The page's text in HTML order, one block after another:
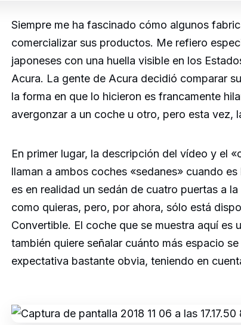
Siempre me ha fascinado cómo algunos
comercializar sus productos. Me refiero
japoneses con una huella visible en los
Acura. La gente de Acura decidió comparar
la forma en que lo hicieron es francamente
avergonzar a un coche u otro, pero esta vez,
En primer lugar, la descripción del vídeo y el
llaman a ambos coches «sedanes» cuando
es en realidad un sedán de cuatro puertas a
como quieras, pero, por ahora, sólo está
Convertible. El coche que se muestra aquí es
también quiere señalar cuánto más espacio
expectativa bastante obvia, teniendo en